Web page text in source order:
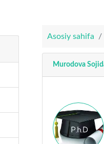
Asosiy sahifa
Murodova